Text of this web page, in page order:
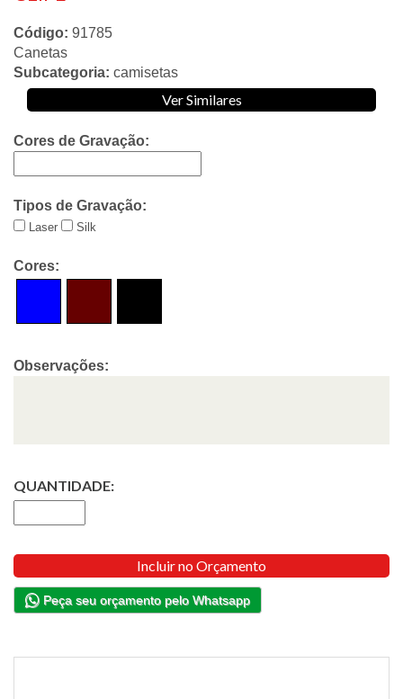
Código: 91785
Canetas
Subcategoria: camisetas
Ver Similares
Cores de Gravação:
Tipos de Gravação:
Laser Silk
Cores:
Observações:
QUANTIDADE:
Incluir no Orçamento
Peça seu orçamento pelo Whatsapp